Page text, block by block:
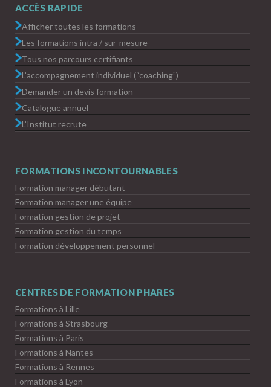
ACCÈS RAPIDE
Afficher toutes les formations
Les formations intra / sur-mesure
Tous nos parcours certifiants
L’accompagnement individuel (“coaching”)
Demander un devis formation
Catalogue annuel
L’Institut recrute
FORMATIONS INCONTOURNABLES
Formation manager débutant
Formation manager une équipe
Formation gestion de projet
Formation gestion du temps
Formation développement personnel
CENTRES DE FORMATION PHARES
Formations à Lille
Formations à Strasbourg
Formations à Paris
Formations à Nantes
Formations à Rennes
Formations à Lyon